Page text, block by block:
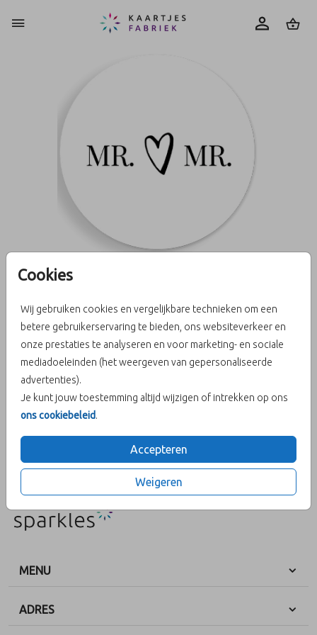
Cookies
Wij gebruiken cookies en vergelijkbare technieken om een
betere gebruikerservaring te bieden, ons websiteverkeer en
onze prestaties te analyseren en voor marketing- en sociale
mediadoeleinden (het weergeven van gepersonaliseerde
advertenties).
Je kunt jouw toestemming altijd wijzigen of intrekken op ons
ons cookiebeleid.
Accepteren
Weigeren
Sluitzegel Mr. hartje Mr.
Aantal
Prijs: per 25 zegels
MENU
ADRES